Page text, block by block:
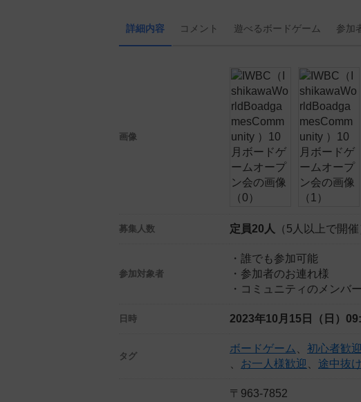
詳細内容 コメント 遊べるボードゲーム 参加
画像
募集人数 定員20人 （5人以上で開催
参加対象者
・誰でも参加可能
・参加者のお連れ様
・コミュニティのメンバー
日時 2023年10月15日（日）
タグ
ボードゲーム 初心者歓迎
お一人様歓迎 途中抜
〒963-7852